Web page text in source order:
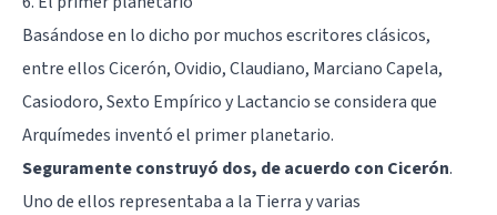
Basándose en lo dicho por muchos escritores clásicos,
entre ellos Cicerón, Ovidio, Claudiano, Marciano Capela,
Casiodoro, Sexto Empírico y Lactancio se considera que
Arquímedes inventó el primer planetario.
Seguramente construyó dos, de acuerdo con Cicerón.
Uno de ellos representaba a la Tierra y varias